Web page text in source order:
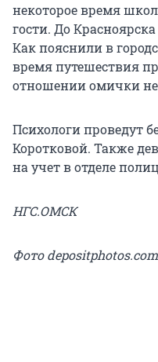
некоторое время
гости. До
Как пояснили в
время путешествия
отношении омички
Психологи проведут
Коротковой. Также
на учет в отделе
НГС.ОМСК
Фото depositphotos.com